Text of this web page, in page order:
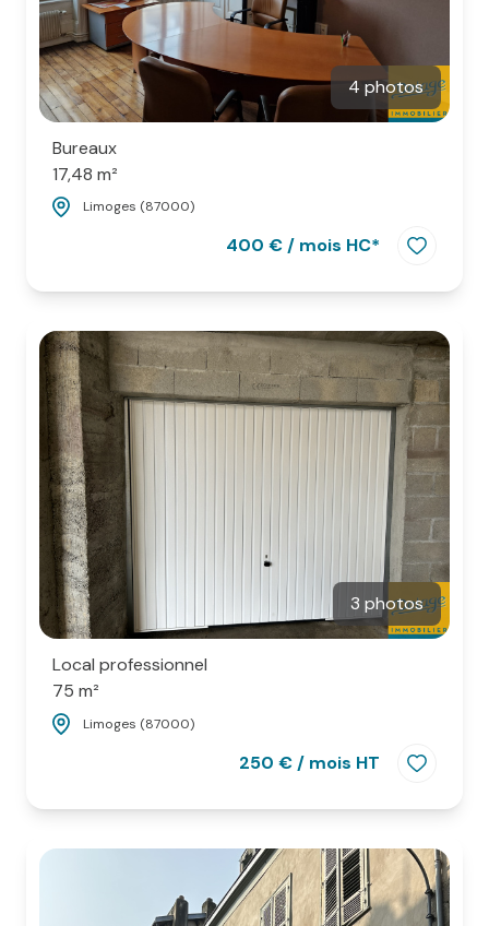
4 photos
Bureaux
17,48 m²
Limoges (87000)
400 € / mois HC*
3 photos
Local professionnel
75 m²
Limoges (87000)
250 € / mois HT